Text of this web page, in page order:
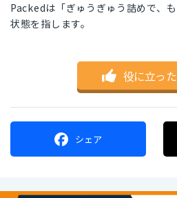
Packedは「ぎゅうぎゅう詰めで、
状態を指します。
役に立った
シェア